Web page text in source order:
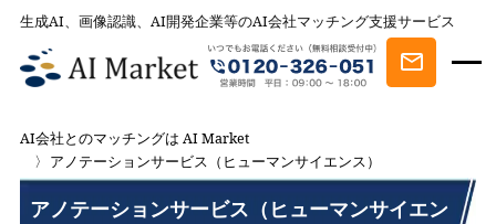
生成AI、画像認識、AI開発企業等のAI会社マッチング支援サービス
AI会社とのマッチングは AI Market
アノテーションサービス（ヒューマンサイエンス）
アノテーションサービス（ヒューマンサイエン